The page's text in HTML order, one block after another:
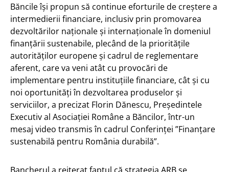
Băncile își propun să continue eforturile de creștere a
intermedierii financiare, inclusiv prin promovarea
dezvoltărilor naționale și internaționale în domeniul
finanțării sustenabile, plecând de la prioritățile
autorităților europene și cadrul de reglementare
aferent, care va veni atât cu provocări de
implementare pentru instituțiile financiare, cât și cu
noi oportunități în dezvoltarea produselor și
serviciilor, a precizat Florin Dănescu, Președintele
Executiv al Asociației Române a Băncilor, într-un
mesaj video transmis în cadrul Conferinței ”Finanțare
sustenabilă pentru România durabilă”.